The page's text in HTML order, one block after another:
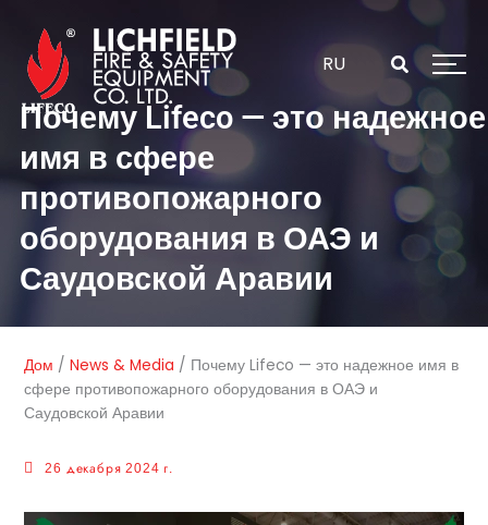
содержанию
RU
Почему Lifeco — это надежное
имя в сфере
противопожарного
оборудования в ОАЭ и
Саудовской Аравии
Дом /News & Media / Почему Lifeco — это надежное имя в
сфере противопожарного оборудования в ОАЭ и
Саудовской Аравии
26 декабря 2024 г.